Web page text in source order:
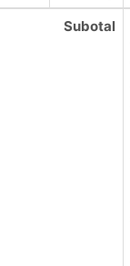
Subotal